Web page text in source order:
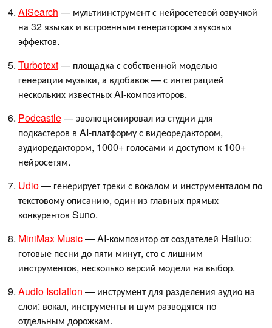
AISearch — мультиинструмент с нейросетевой озвучкой
на 32 языках и встроенным генератором звуковых
эффектов.
Turbotext— площадка с собственной моделью
генерации музыки, а вдобавок — с интеграцией
нескольких известных AI-композиторов.
Podcastle— эволюционировал из студии для
подкастеров в AI-платформу с видеоредактором,
аудиоредактором, 1000+ голосами и доступом к 100+
нейросетям.
Udio— генерирует треки с вокалом и инструменталом по
текстовому описанию, один из главных прямых
конкурентов Suno.
MiniMax Music— AI-композитор от создателей Hailuo:
готовые песни до пяти минут, сто с лишним
инструментов, несколько версий модели на выбор.
Audio Isolation — инструмент для разделения аудио на
слои: вокал, инструменты и шум разводятся по
отдельным дорожкам.